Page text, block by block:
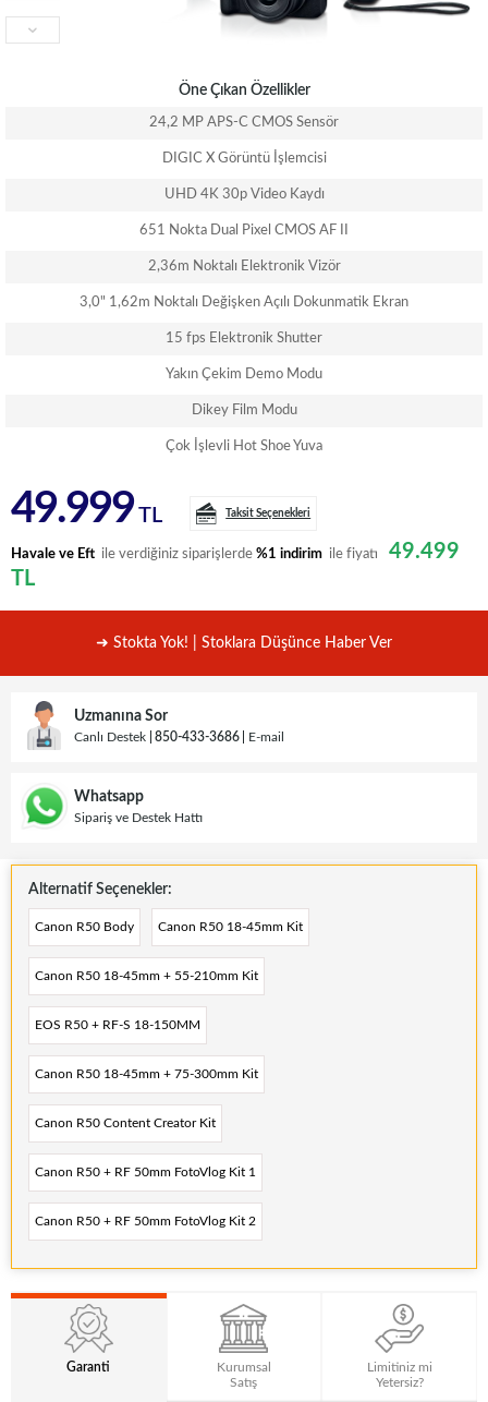
Öne Çıkan Özellikler
24,2 MP APS-C CMOS Sensör
DIGIC X Görüntü İşlemcisi
UHD 4K 30p Video Kaydı
651 Nokta Dual Pixel CMOS AF II
2,36m Noktalı Elektronik Vizör
3,0" 1,62m Noktalı Değişken Açılı Dokunmatik Ekran
15 fps Elektronik Shutter
Yakın Çekim Demo Modu
Dikey Film Modu
Çok İşlevli Hot Shoe Yuva
49.999 TL Taksit Seçenekleri
Havale ve Eft ile verdiğiniz siparişlerde %1 indirim ile fiyatı
49.499
TL
➜ Stokta Yok! | Stoklara Düşünce Haber Ver
Uzmanına Sor
Canlı Destek 850-433-3686 E-mail
Whatsapp
Sipariş ve Destek Hattı
Alternatif Seçenekler:
Canon R50 Body Canon R50 18-45mm Kit
Canon R50 18-45mm + 55-210mm Kit
EOS R50 + RF-S 18-150MM
Canon R50 18-45mm + 75-300mm Kit
Canon R50 Content Creator Kit
Canon R50 + RF 50mm FotoVlog Kit 1
Canon R50 + RF 50mm FotoVlog Kit 2
Garanti
Kurumsal
Satış
Limitiniz mi
Yetersiz?